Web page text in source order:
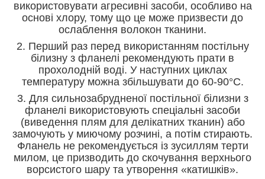
використовувати агресивні засоби, особливо на
основі хлору, тому що це може призвести до
ослаблення волокон тканини.
2. Перший раз перед використанням постільну
білизну з фланелі рекомендують прати в
прохолодній воді. У наступних циклах
температуру можна збільшувати до 60-90°С.
3. Для сильнозабрудненої постільної білизни з
фланелі використовують спеціальні засоби
(виведення плям для делікатних тканин) або
замочують у миючому розчині, а потім стирають.
Фланель не рекомендується із зусиллям терти
милом, це призводить до скочування верхнього
ворсистого шару та утворення «катишків».